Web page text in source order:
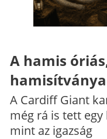
A hamis
A Cardiff Giant
még rá is tett
mint az igazság